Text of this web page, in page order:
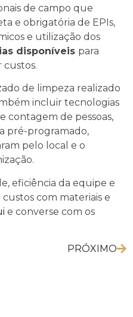
de campo que
e obrigatória de EPIs,
e utilização dos
disponíveis para
custos.
de limpeza realizado
incluir tecnologias
contagem de pessoas,
pré-programado,
pelo local e o
eficiência da equipe e
com materiais e
e converse com os
PRÓXIMO